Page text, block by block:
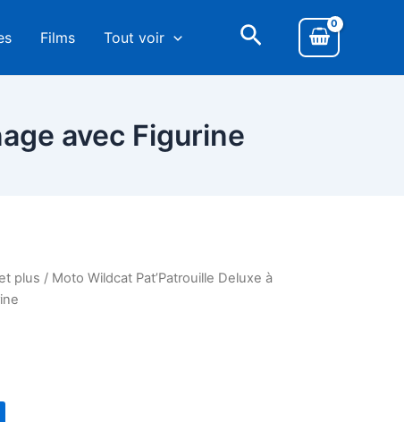
Films Tout voir
avec Figurine
plus / Moto Wildcat Pat’Patrouille Deluxe à